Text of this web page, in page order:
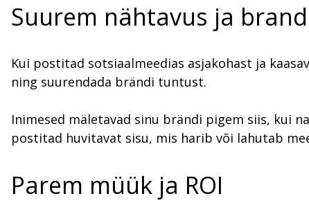
Suurem nähtavus ja
Kui postitad sotsiaalmeedias asjakohast ja
ning suurendada brändi tuntust.
Inimesed mäletavad sinu brändi pigem siis, kui
postitad huvitavat sisu, mis harib või lahutab
Parem müük ja ROI